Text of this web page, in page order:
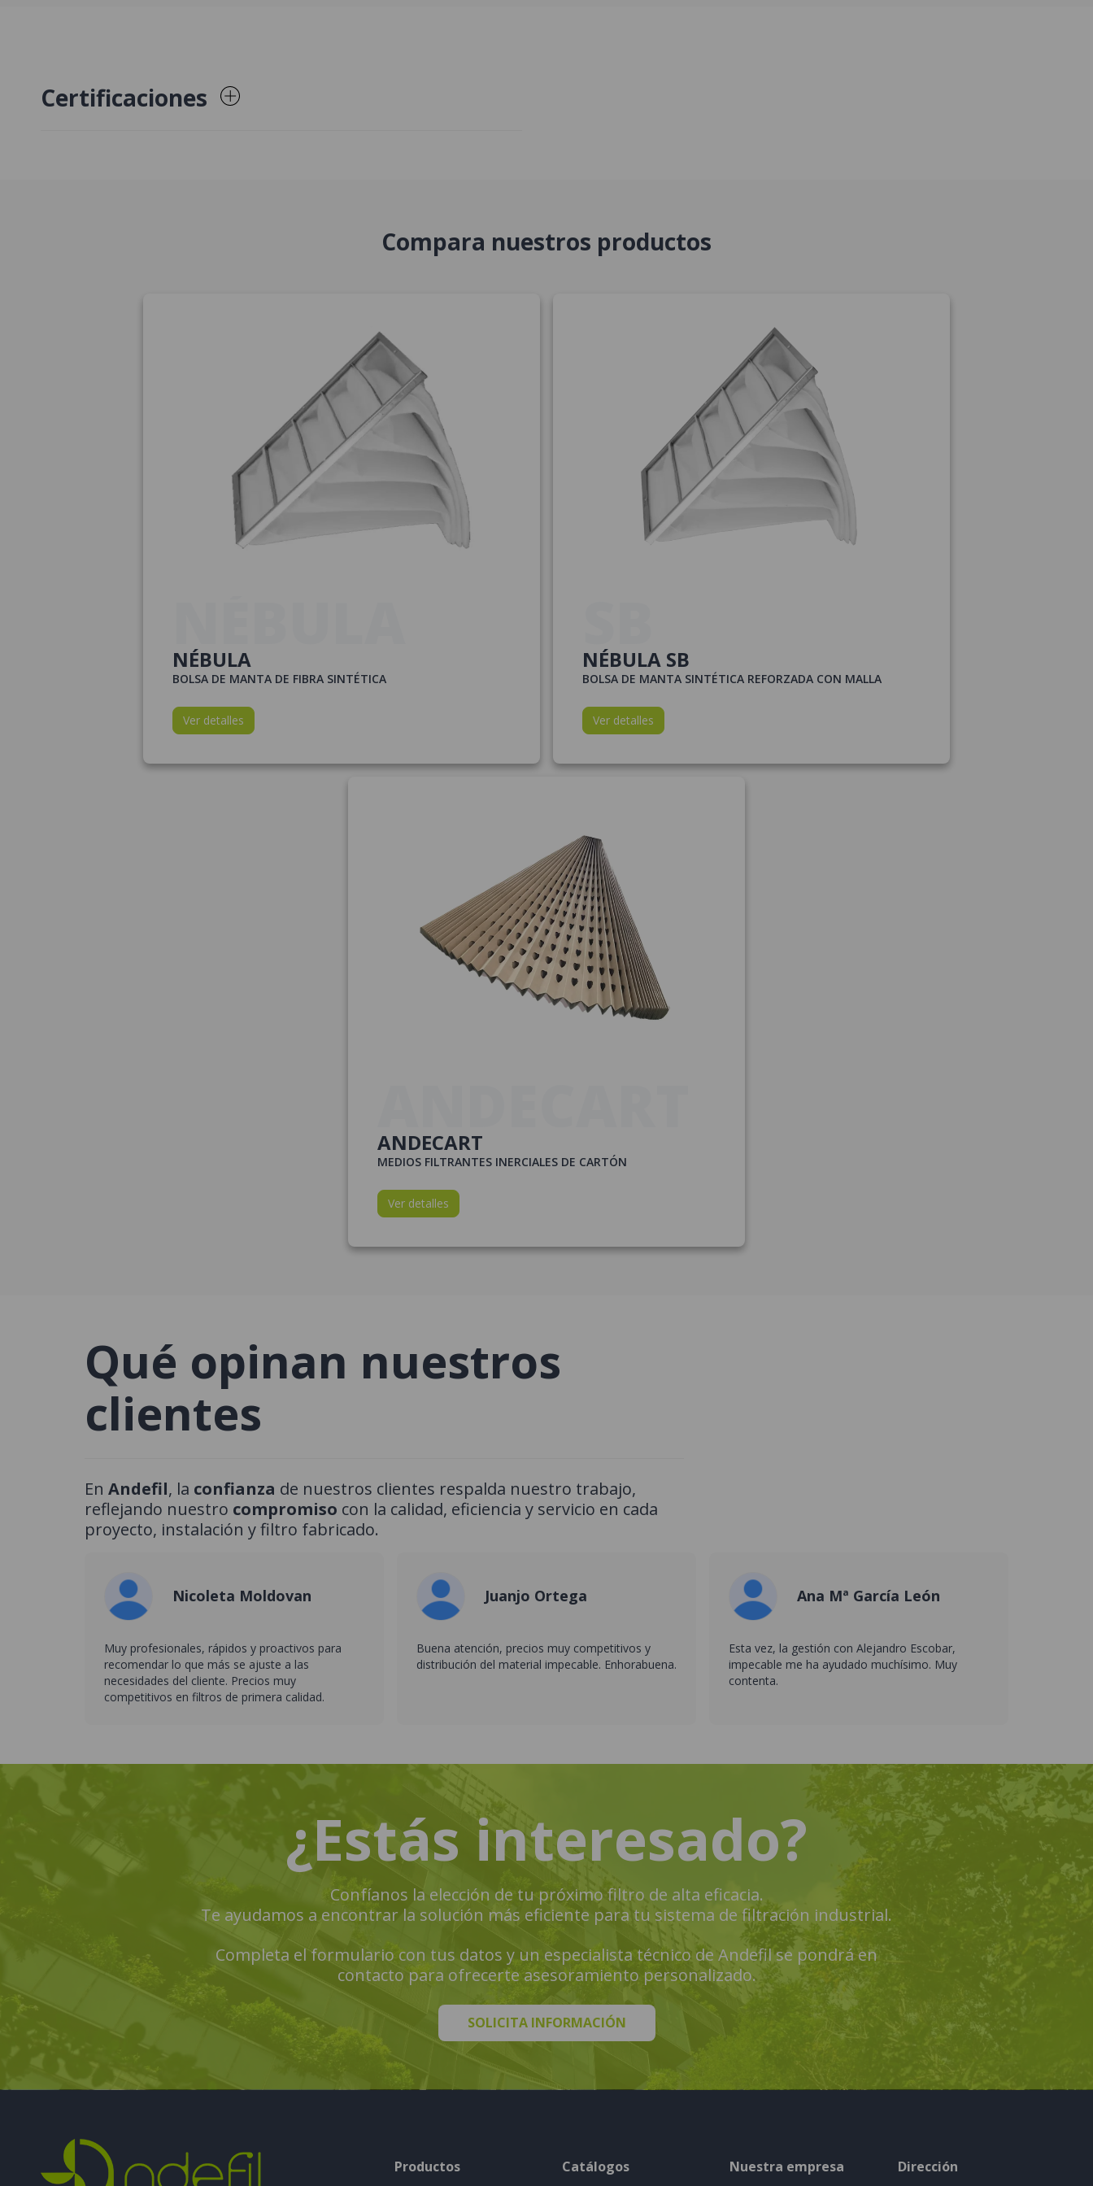
Certificaciones
Compara nuestros productos
NÉBULA
BOLSA DE MANTA DE FIBRA SINTÉTICA
Ver detalles
NÉBULA SB
BOLSA DE MANTA SINTÉTICA REFORZADA CON MALLA
Ver detalles
ANDECART
MEDIOS FILTRANTES INERCIALES DE CARTÓN
Ver detalles
Qué opinan nuestros
clientes
En Andefil, la confianza de nuestros clientes respalda nuestro trabajo,
reflejando nuestro compromiso con la calidad, eficiencia y servicio en cada
proyecto, instalación y filtro fabricado.
Nicoleta Moldovan
Muy profesionales, rápidos y proactivos para
recomendar lo que más se ajuste a las
necesidades del cliente. Precios muy
competitivos en filtros de primera calidad.
Juanjo Ortega
Buena atención, precios muy competitivos y
distribución del material impecable. Enhorabuena.
Ana Mª García León
Esta vez, la gestión con Alejandro Escobar,
impecable me ha ayudado muchísimo. Muy
contenta.
¿Estás interesado?
Confíanos la elección de tu próximo filtro de alta eficacia.
Te ayudamos a encontrar la solución más eficiente para tu sistema de filtración industrial.
Completa el formulario con tus datos y un especialista técnico de Andefil se pondrá en
contacto para ofrecerte asesoramiento personalizado.
SOLICITA INFORMACIÓN
Productos Catálogos Nuestra empresa Dirección